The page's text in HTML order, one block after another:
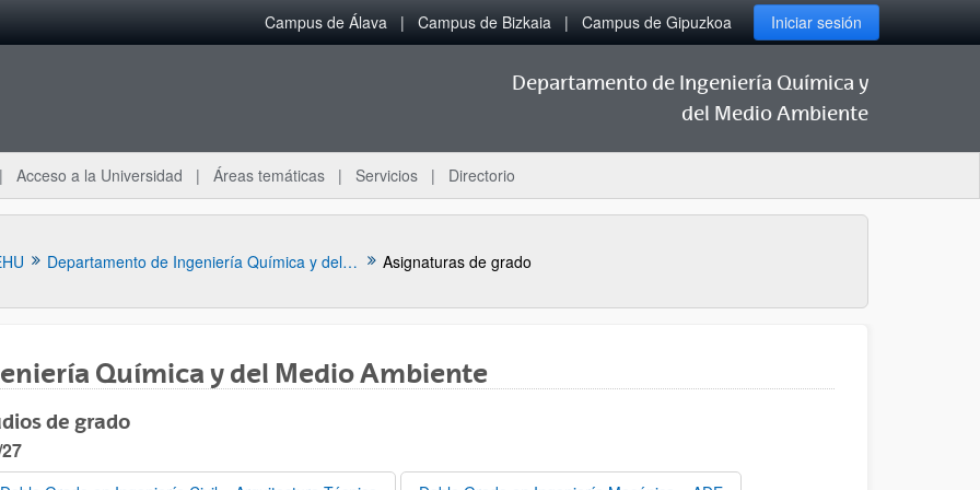
Campus de Álava Campus de Bizkaia Campus de Gipuzkoa Iniciar sesión
Departamento de Ingeniería Química y
del Medio Ambiente
Acceso a la Universidad Áreas temáticas Servicios Directorio
Departamento de Ingeniería Química y del Medio Ambiente Asignaturas de grado
subpáginas
Química y del Medio Ambiente
de grado